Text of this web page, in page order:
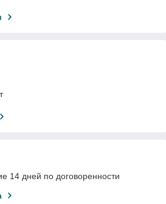
14 дней по договоренности